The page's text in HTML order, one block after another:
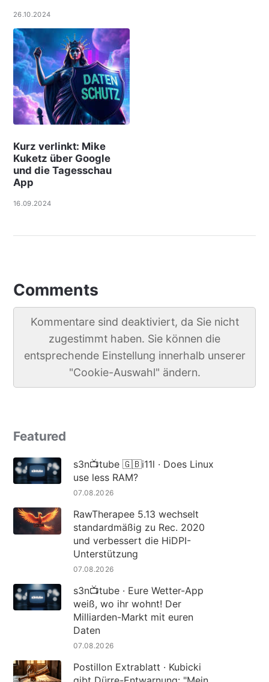
26.10.2024
Kurz verlinkt: Mike
Kuketz über Google
und die Tagesschau
App
16.09.2024
Comments
Kommentare sind deaktiviert, da Sie nicht
zugestimmt haben. Sie können die
entsprechende Einstellung innerhalb unserer
"Cookie-Auswahl" ändern.
Featured
s3n📺tube 🇬🇧i11l · Does Linux
use less RAM?
07.08.2026
RawTherapee 5.13 wechselt
standardmäßig zu Rec. 2020
und verbessert die HiDPI-
Unterstützung
07.08.2026
s3n📺tube · Eure Wetter-App
weiß, wo ihr wohnt! Der
Milliarden-Markt mit euren
Daten
07.08.2026
Postillon Extrablatt · Kubicki